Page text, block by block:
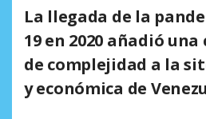
La llegada de la
19 en 2020 añadió
de complejidad a la
y económica de